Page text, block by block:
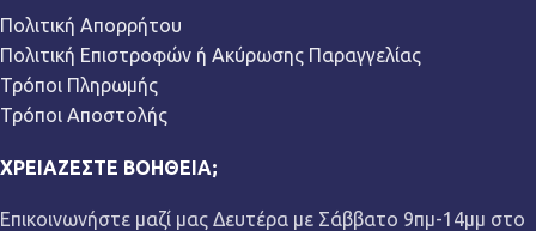
Πολιτική Απορρήτου
Πολιτική Επιστροφών ή Ακύρωσης Παραγγελίας
Τρόποι Πληρωμής
Τρόποι Αποστολής
ΧΡΕΙΆΖΕΣΤΕ ΒΟΉΘΕΙΑ;
Επικοινωνήστε μαζί μας Δευτέρα με Σάββατο 9πμ-14μμ στο